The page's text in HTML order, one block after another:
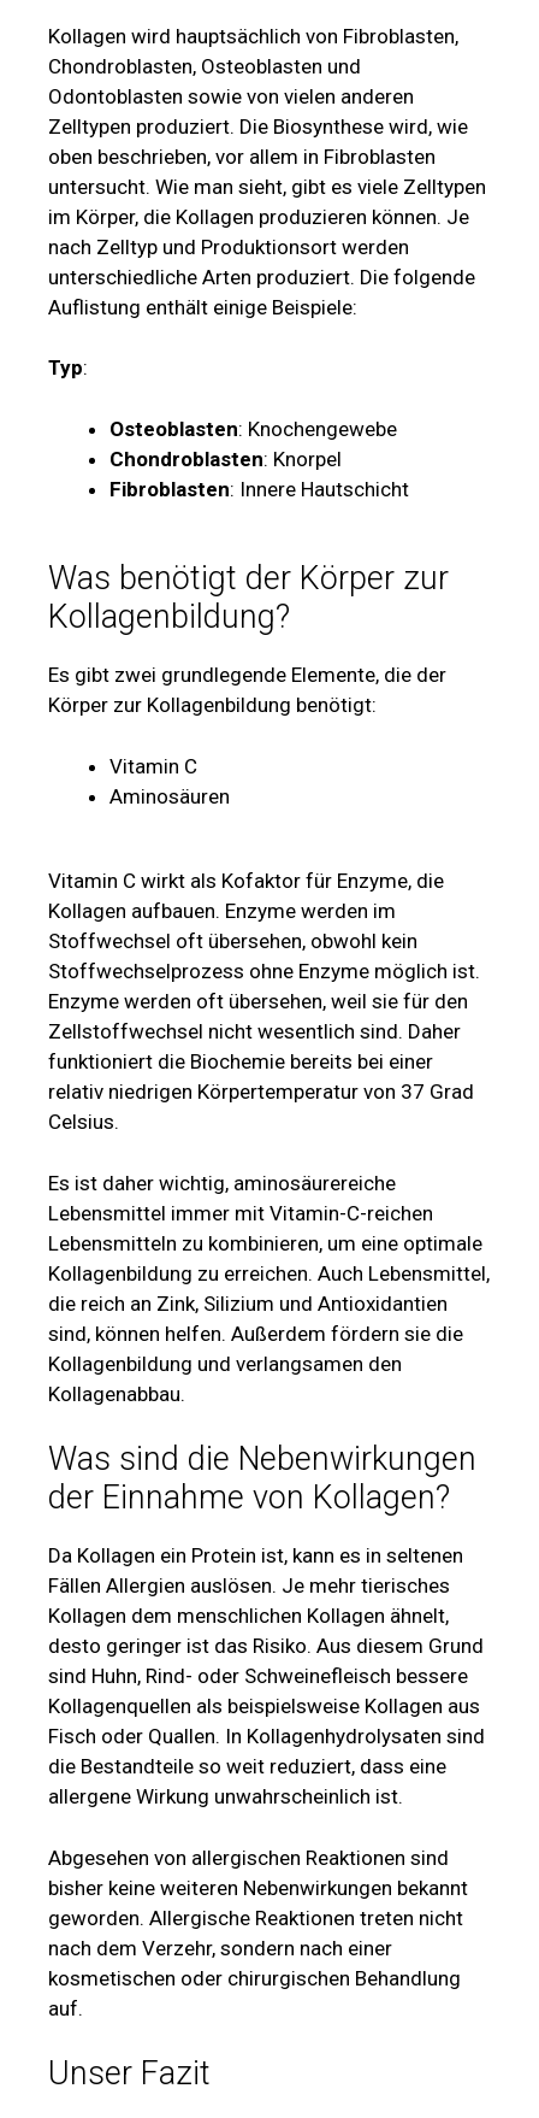
Kollagen wird hauptsächlich von Fibroblasten,
Chondroblasten, Osteoblasten und
Odontoblasten sowie von vielen anderen
Zelltypen produziert. Die Biosynthese wird, wie
oben beschrieben, vor allem in Fibroblasten
untersucht. Wie man sieht, gibt es viele Zelltypen
im Körper, die Kollagen produzieren können. Je
nach Zelltyp und Produktionsort werden
unterschiedliche Arten produziert. Die folgende
Auflistung enthält einige Beispiele:
Typ:
Osteoblasten: Knochengewebe
Chondroblasten: Knorpel
Fibroblasten: Innere Hautschicht
Was benötigt der Körper zur
Kollagenbildung?
Es gibt zwei grundlegende Elemente, die der
Körper zur Kollagenbildung benötigt:
Vitamin C
Aminosäuren
Vitamin C wirkt als Kofaktor für Enzyme, die
Kollagen aufbauen. Enzyme werden im
Stoffwechsel oft übersehen, obwohl kein
Stoffwechselprozess ohne Enzyme möglich ist.
Enzyme werden oft übersehen, weil sie für den
Zellstoffwechsel nicht wesentlich sind. Daher
funktioniert die Biochemie bereits bei einer
relativ niedrigen Körpertemperatur von 37 Grad
Celsius.
Es ist daher wichtig, aminosäurereiche
Lebensmittel immer mit Vitamin-C-reichen
Lebensmitteln zu kombinieren, um eine optimale
Kollagenbildung zu erreichen. Auch Lebensmittel,
die reich an Zink, Silizium und Antioxidantien
sind, können helfen. Außerdem fördern sie die
Kollagenbildung und verlangsamen den
Kollagenabbau.
Was sind die Nebenwirkungen
der Einnahme von Kollagen?
Da Kollagen ein Protein ist, kann es in seltenen
Fällen Allergien auslösen. Je mehr tierisches
Kollagen dem menschlichen Kollagen ähnelt,
desto geringer ist das Risiko. Aus diesem Grund
sind Huhn, Rind- oder Schweinefleisch bessere
Kollagenquellen als beispielsweise Kollagen aus
Fisch oder Quallen. In Kollagenhydrolysaten sind
die Bestandteile so weit reduziert, dass eine
allergene Wirkung unwahrscheinlich ist.
Abgesehen von allergischen Reaktionen sind
bisher keine weiteren Nebenwirkungen bekannt
geworden. Allergische Reaktionen treten nicht
nach dem Verzehr, sondern nach einer
kosmetischen oder chirurgischen Behandlung
auf.
Unser Fazit